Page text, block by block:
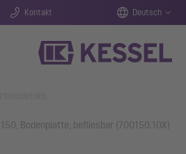
Kontakt Deutsch
Bodenplatte, befliesbar (700150.10X)